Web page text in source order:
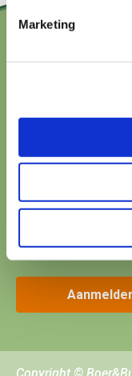
Marketing
Contact?
Arthur van
Up-to-
Meld je aan